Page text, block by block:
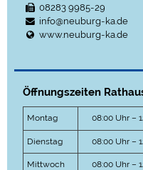
08283 9985-29
info@neuburg-ka.de
www.neuburg-ka.de
Öffnungszeiten
Montag 08:00 Uhr –
Dienstag 08:00 Uhr –
Mittwoch 08:00 Uhr –